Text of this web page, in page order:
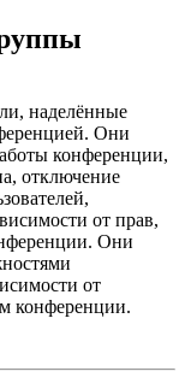
наделённые
Они
конференции,
отключение
от прав,
Они
от
конференции.